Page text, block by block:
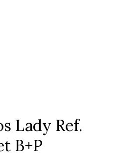
Lady Ref.
B+P